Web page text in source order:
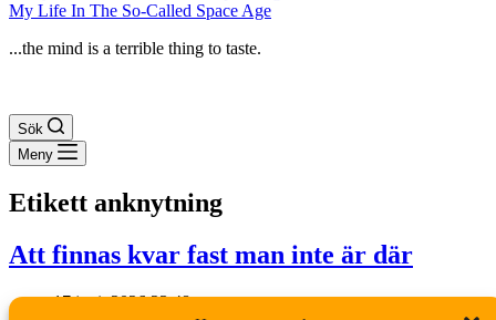
My Life In The So-Called Space Age
...the mind is a terrible thing to taste.
Sök
Meny
Etikett anknytning
Att finnas kvar fast man inte är där
17 juni, 2026 23:48